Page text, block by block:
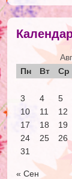
Пн
Вт Ср
3
4 5
10
11 12
17
18 19
24
25 26
31
« Сен